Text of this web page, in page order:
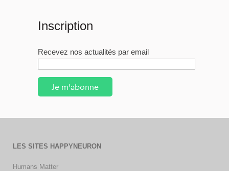
Inscription
Recevez nos actualités par email
Je m'abonne
LES SITES HAPPYNEURON
Humans Matter